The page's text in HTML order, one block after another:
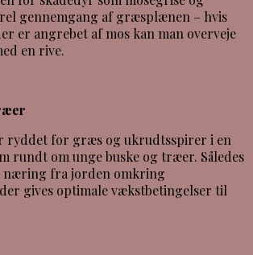
gennemgang af græsplænen – hvis
er angrebet af mos kan man overveje
en rive.
ryddet for græs og ukrudtsspirer i en
rundt om unge buske og træer. Således
næring fra jorden omkring
gives optimale vækstbetingelser til